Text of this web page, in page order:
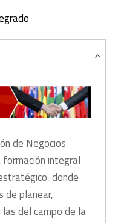
de Negocios
integral
donde
de planear,
las del campo de la